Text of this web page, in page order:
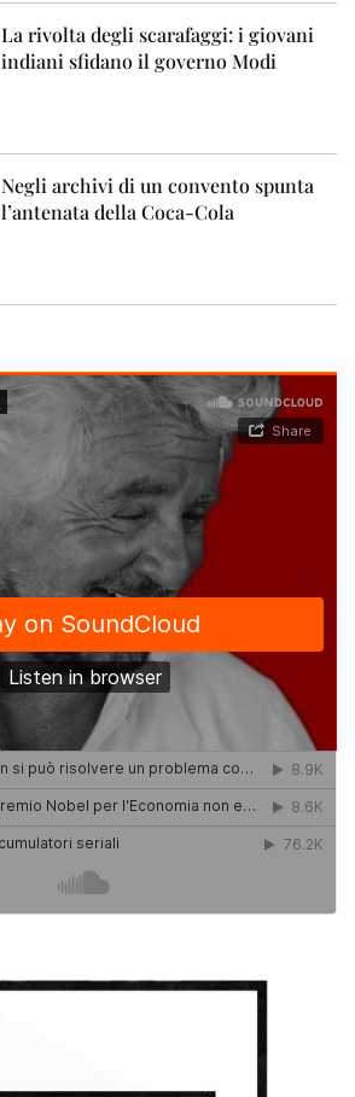
La rivolta degli scarafaggi: i giovani
indiani sfidano il governo Modi
Negli archivi di un convento spunta
l’antenata della Coca-Cola